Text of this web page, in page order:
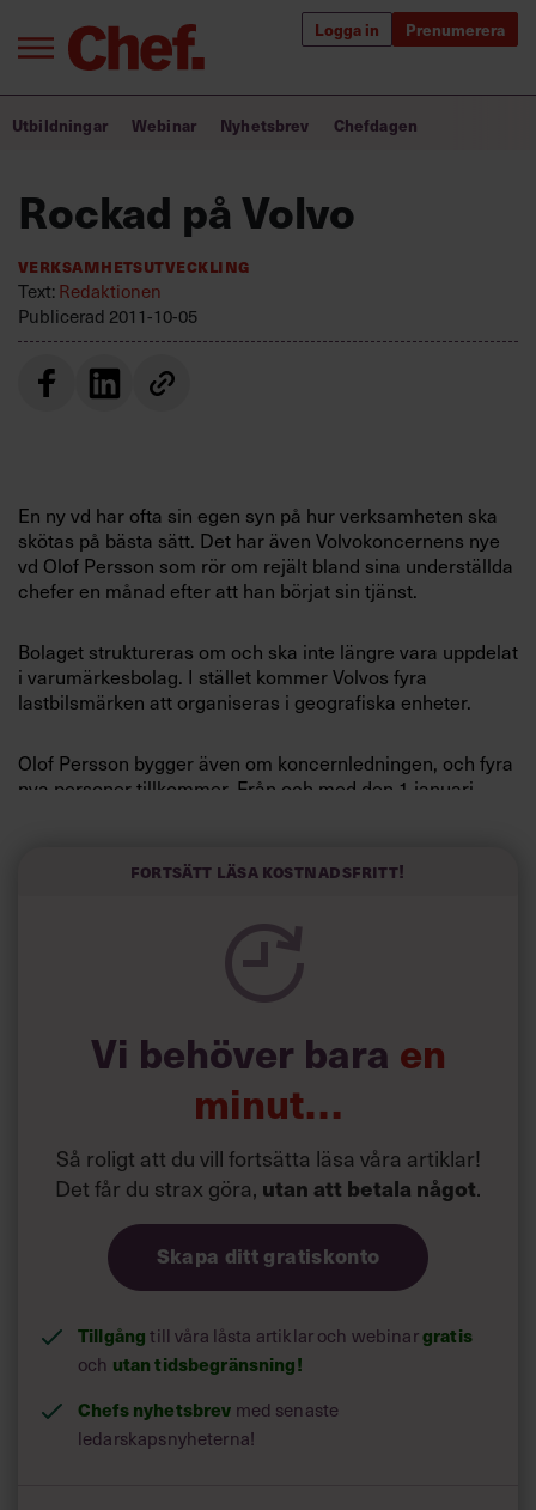
Logga in Prenumerera
Prenumerera
Kundservice
Villkor och policy för
personuppgiftsbehandling
Sök
efter:
Bra ledare förändrar världen
Innehåll från Chef
Utbildning för ledare
Chefakademin+
Populära utbildningar
Utbildningar Webinar Nyhetsbrev Chefdagen
Rockad på Volvo
Verksamhetsutveckling
Text:Redaktionen
Publicerad 2011-10-05
En ny vd har ofta sin egen syn på hur verksamheten ska
skötas på bästa sätt. Det har även Volvokoncernens nye
vd Olof Persson som rör om rejält bland sina underställda
chefer en månad efter att han börjat sin tjänst.
Bolaget struktureras om och ska inte längre vara uppdelat
i varumärkesbolag. I stället kommer Volvos fyra
lastbilsmärken att organiseras i geografiska enheter.
Olof Persson bygger även om koncernledningen, och fyra
nya personer tillkommer. Från och med den 1 januari
fordonsrelaterade inköp, blir strategichef.
Före detta finanschefen Mikael Bratt blir chef för en ny
enhet som samlar all produktion av lastbilar och motorer.
Hans gamla post som finanschef innehas nu av Anders
Osberg, tidigare chef för Volvo Treasury.
Anledningen till förändringarna är att Olof Persson vill
skapa en mer snabbfotad och effektiv organisation, enligt
ett pressmeddelande.
Fortsätt läsa kostnadsfritt!
Vi behöver bara en
minut…
Så roligt att du vill fortsätta läsa våra artiklar!
Det får du strax göra, utan att betala något.
Skapa ditt gratiskonto
Tillgångtill våra låsta artiklar och webinargratis
och utan tidsbegränsning!
Chefs nyhetsbrev med senaste
ledarskapsnyheterna!